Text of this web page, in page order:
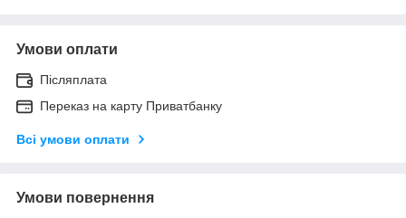
Умови оплати
Післяплата
Переказ на карту Приватбанку
Всі умови оплати
Умови повернення